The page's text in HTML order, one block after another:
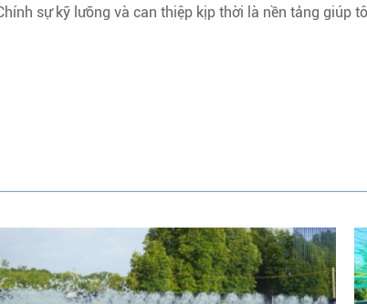
sự kỹ lưỡng và can thiệp kịp thời là nền tảng giúp